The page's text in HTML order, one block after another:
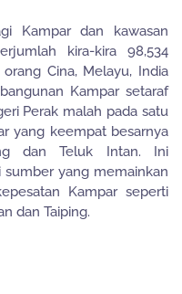
Kampar dan kawasan
kira-kira 98,534
Cina, Melayu, India
Kampar setaraf
Perak malah pada satu
yang keempat besarnya
dan Teluk Intan. Ini
yang memainkan
Kampar seperti
dan Taiping.